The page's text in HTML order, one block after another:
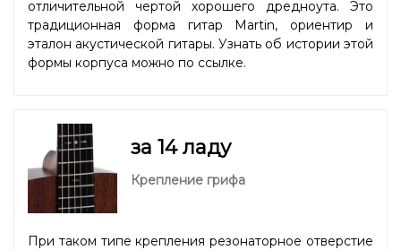
отличительной чертой хорошего дредноута. Это
традиционная форма гитар Martin, ориентир и
эталон акустической гитары. Узнать об истории этой
формы корпуса можно по ссылке.
за 14 ладу
Крепление грифа
При таком типе крепления резонаторное отверстие